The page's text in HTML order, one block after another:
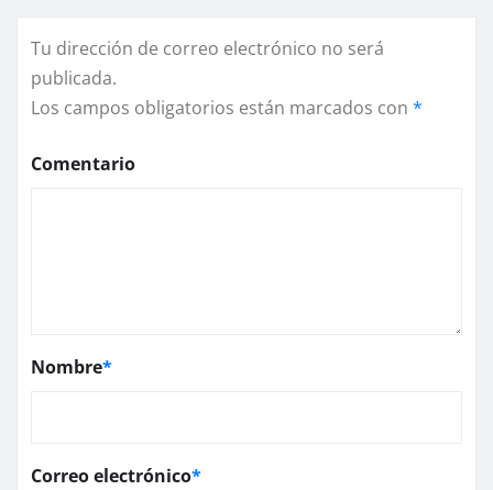
Tu dirección de correo electrónico no será
publicada.
Los campos obligatorios están marcados con *
Comentario
Nombre*
Correo electrónico*